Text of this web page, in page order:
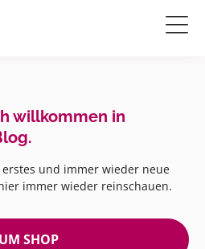
willkommen in
und immer wieder neue
immer wieder reinschauen.
SHOP